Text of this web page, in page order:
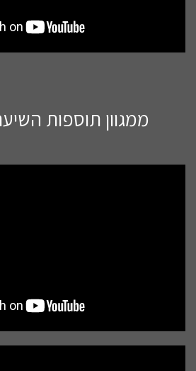
ממגוון תוספות